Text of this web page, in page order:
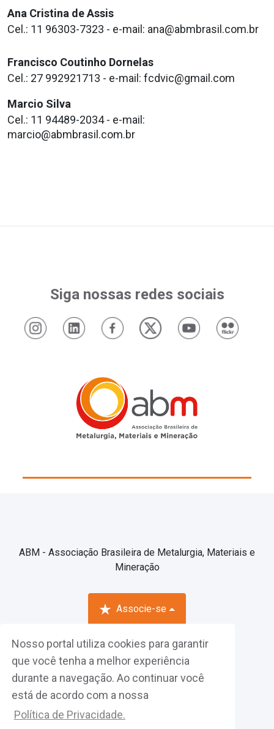
Nosso portal utiliza cookies para garantir
que você tenha a melhor experiência
durante a navegação. Ao continuar você
está de acordo com a nossa
Política de Privacidade.
Ana Cristina de Assis
Cel.: 11 96303-7323 - e-mail: ana@abmbrasil.com.br
Francisco Coutinho Dornelas
Cel.: 27 992921713 - e-mail: fcdvic@gmail.com
Marcio Silva
Cel.: 11 94489-2034 - e-mail:
marcio@abmbrasil.com.br
Siga nossas redes sociais
ABM - Associação Brasileira de Metalurgia, Materiais e
Mineração
Associe-se
Fazer Login